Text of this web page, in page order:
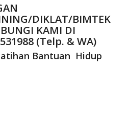
DIKLAT/BIMTEK
KAMI DI
(Telp. & WA)
Bantuan Hidup